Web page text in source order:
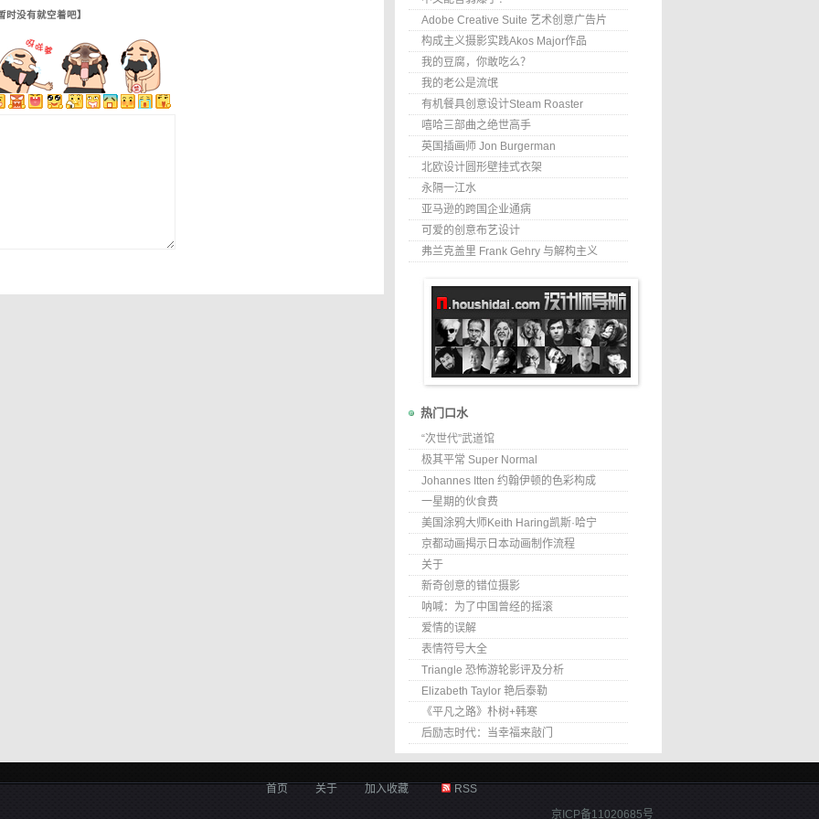
时没有就空着吧】
Adobe Creative Suite 艺术创意广告片
构成主义摄影实践Akos Major作品
我的豆腐，你敢吃么？
我的老公是流氓
有机餐具创意设计Steam Roaster
嘻哈三部曲之绝世高手
英国插画师 Jon Burgerman
北欧设计圆形壁挂式衣架
永隔一江水
亚马逊的跨国企业通病
可爱的创意布艺设计
弗兰克盖里 Frank Gehry 与解构主义
热门口水
“次世代”武道馆
极其平常 Super Normal
Johannes Itten 约翰伊顿的色彩构成
一星期的伙食费
美国涂鸦大师Keith Haring凯斯·哈宁
京都动画揭示日本动画制作流程
关于
新奇创意的错位摄影
呐喊：为了中国曾经的摇滚
爱情的误解
表情符号大全
Triangle 恐怖游轮影评及分析
Elizabeth Taylor 艳后泰勒
《平凡之路》朴树+韩寒
后励志时代：当幸福来敲门
首页 关于 加入收藏
RSS
京ICP备11020685号